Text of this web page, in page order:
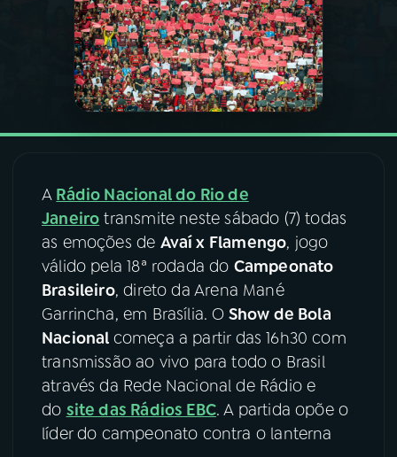
PODCASTS
VIDEOCASTS
08FESTIVAL DE MÚSICA
ACOMPANHE A RÁDIO NACIONAL
YouTube Facebook
Instagram X
TikTok
A Rádio Nacional do Rio de
Janeiro transmite neste sábado (7) todas
as emoções de Avaí x Flamengo, jogo
válido pela 18ª rodada do Campeonato
Brasileiro, direto da Arena Mané
Garrincha, em Brasília. O Show de Bola
Nacional começa a partir das 16h30 com
transmissão ao vivo para todo o Brasil
através da Rede Nacional de Rádio e
do site das Rádios EBC. A partida opõe o
líder do campeonato contra o lanterna